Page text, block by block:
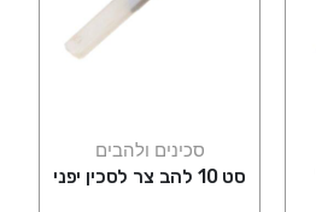
סכינים ולהבים
סט 10 להב צר לסכין יפני